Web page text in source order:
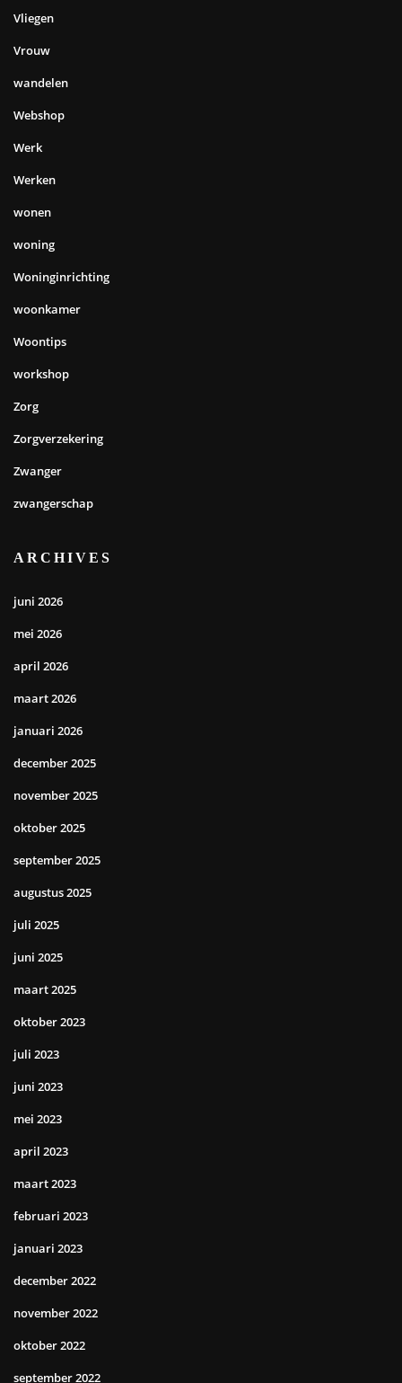
Vliegen
Vrouw
wandelen
Webshop
Werk
Werken
wonen
woning
Woninginrichting
woonkamer
Woontips
workshop
Zorg
Zorgverzekering
Zwanger
zwangerschap
ARCHIVES
juni 2026
mei 2026
april 2026
maart 2026
januari 2026
december 2025
november 2025
oktober 2025
september 2025
augustus 2025
juli 2025
juni 2025
maart 2025
oktober 2023
juli 2023
juni 2023
mei 2023
april 2023
maart 2023
februari 2023
januari 2023
december 2022
november 2022
oktober 2022
september 2022